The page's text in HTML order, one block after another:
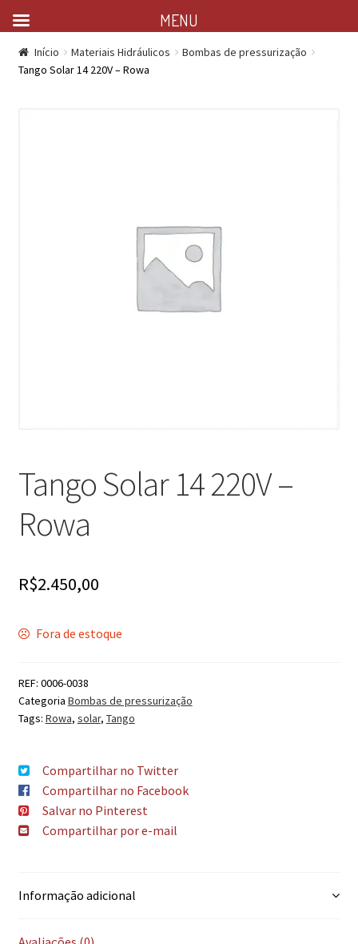
Início Materiais Hidráulicos
Bombas de pressurização
Tango Solar 14 220V – Rowa
Tango Solar 14 220V –
Rowa
R$2.450,00
Fora de estoque
REF: 0006-0038
Categoria Bombas de pressurização
Tags: Rowa, solar, Tango
Compartilhar no Twitter
Compartilhar no Facebook
Salvar no Pinterest
Compartilhar por e-mail
Informação adicional
MENU